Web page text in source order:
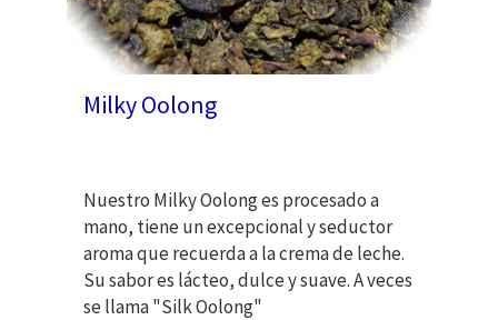
Milky Oolong
Nuestro Milky Oolong es procesado a
mano, tiene un excepcional y seductor
aroma que recuerda a la crema de leche.
Su sabor es lácteo, dulce y suave. A veces
se llama "Silk Oolong"